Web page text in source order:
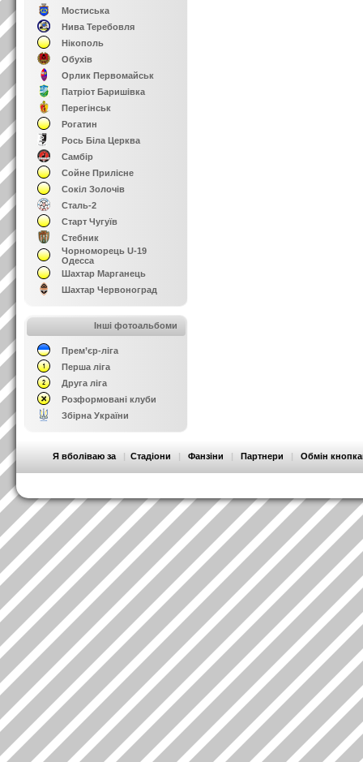
Мостиська
Нива Теребовля
Нікополь
Обухів
Орлик Первомайськ
Патріот Баришівка
Перегінськ
Рогатин
Рось Біла Церква
Самбір
Сойне Прилісне
Сокіл Золочів
Сталь-2
Старт Чугуїв
Стебник
Чорноморець U-19
Одесса
Шахтар Марганець
Шахтар Червоноград
Інші фотоальбоми
Прем’єр-ліга
Перша ліга
Друга ліга
Розформовані клуби
Збірна України
Я вболіваю за | Стадіони | Фанзіни | Партнери | Обмін